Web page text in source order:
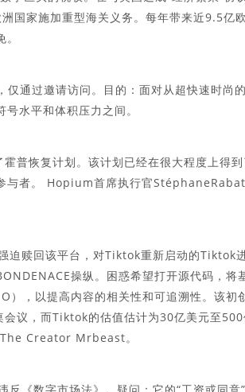
国家施加重型海关义务。每年带来近9.5亿
通过邀请访问。目的：面对从超快速时尚
水平和体积压力之间。
普恢复计划。该计划已经在很大程度上得到
与者。 Hopium首席执行官
迫赎回该平台，对Tiktok重新启动的Tiktok
操纵。困惑希望打开源代码，将
），以提高内容的相关性和可追溯性。该初
议，而Tiktok的估值估计为30亿美元至
Creator Mrbeast。